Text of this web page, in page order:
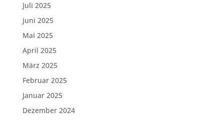
Juli 2025
Juni 2025
Mai 2025
April 2025
März 2025
Februar 2025
Januar 2025
Dezember 2024